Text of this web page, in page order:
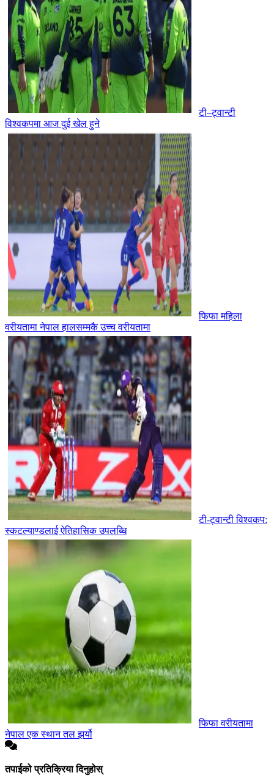
टी–ट्वान्टी
विश्वकपमा आज दुई खेल हुने
फिफा महिला
वरीयतामा नेपाल हालसम्मकै उच्च वरीयतामा
टी-ट्वान्टी विश्वकप:
स्कटल्याण्डलाई ऐतिहासिक उपलब्धि
फिफा वरीयतामा
नेपाल एक स्थान तल झर्यो
तपाईको प्रतिक्रिया दिनुहोस्